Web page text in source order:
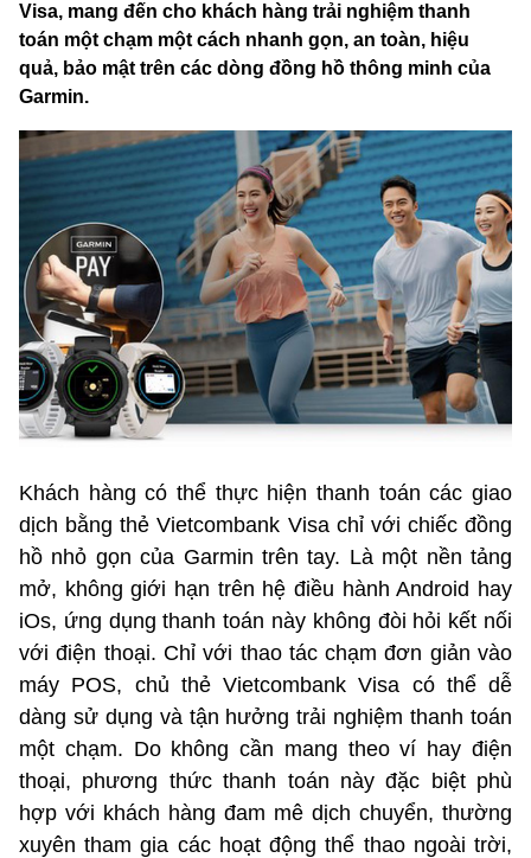
Visa, mang đến cho khách hàng trải nghiệm thanh
toán một chạm một cách nhanh gọn, an toàn, hiệu
quả, bảo mật trên các dòng đồng hồ thông minh của
Garmin.
Khách hàng có thể thực hiện thanh toán các giao
dịch bằng thẻ Vietcombank Visa chỉ với chiếc đồng
hồ nhỏ gọn của Garmin trên tay. Là một nền tảng
mở, không giới hạn trên hệ điều hành Android hay
iOs, ứng dụng thanh toán này không đòi hỏi kết nối
với điện thoại. Chỉ với thao tác chạm đơn giản vào
máy POS, chủ thẻ Vietcombank Visa có thể dễ
dàng sử dụng và tận hưởng trải nghiệm thanh toán
một chạm. Do không cần mang theo ví hay điện
thoại, phương thức thanh toán này đặc biệt phù
hợp với khách hàng đam mê dịch chuyển, thường
xuyên tham gia các hoạt động thể thao ngoài trời,